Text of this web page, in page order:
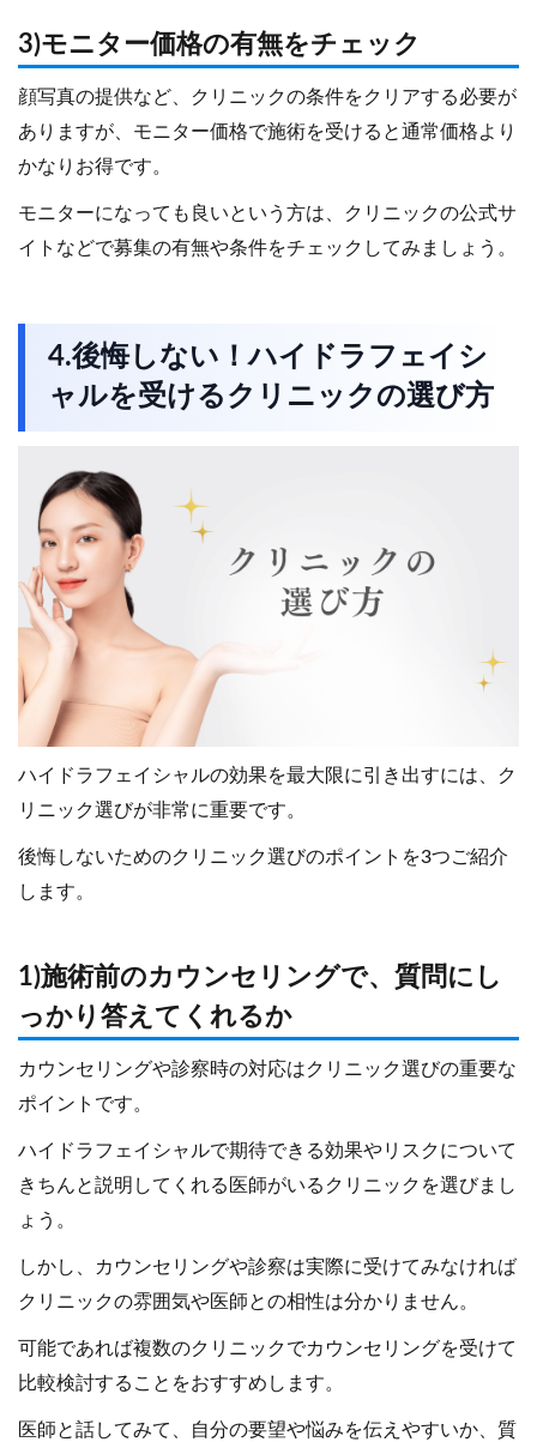
3)モニター価格の有無をチェック
顔写真の提供など、クリニックの条件をクリアする必要が
ありますが、モニター価格で施術を受けると通常価格より
かなりお得です。
モニターになっても良いという方は、クリニックの公式サ
イトなどで募集の有無や条件をチェックしてみましょう。
4.後悔しない！ハイドラフェイシ
ャルを受けるクリニックの選び方
ハイドラフェイシャルの効果を最大限に引き出すには、ク
リニック選びが非常に重要です。
後悔しないためのクリニック選びのポイントを3つご紹介
します。
1)施術前のカウンセリングで、質問にし
っかり答えてくれるか
カウンセリングや診察時の対応はクリニック選びの重要な
ポイントです。
ハイドラフェイシャルで期待できる効果やリスクについて
きちんと説明してくれる医師がいるクリニックを選びまし
ょう。
しかし、カウンセリングや診察は実際に受けてみなければ
クリニックの雰囲気や医師との相性は分かりません。
可能であれば複数のクリニックでカウンセリングを受けて
比較検討することをおすすめします。
医師と話してみて、自分の要望や悩みを伝えやすいか、質